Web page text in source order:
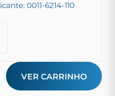
0011-6214-110
VER CARRINHO